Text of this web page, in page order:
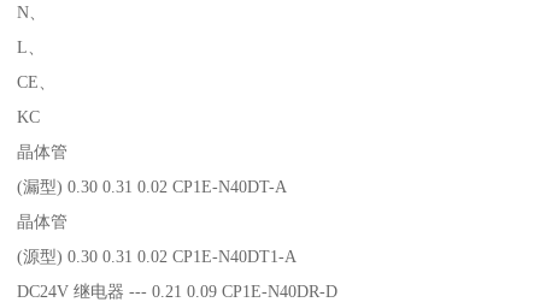
N、
L、
CE、
KC
晶体管
(漏型) 0.30 0.31 0.02 CP1E-N40DT-A
晶体管
(源型) 0.30 0.31 0.02 CP1E-N40DT1-A
DC24V 继电器 --- 0.21 0.09 CP1E-N40DR-D